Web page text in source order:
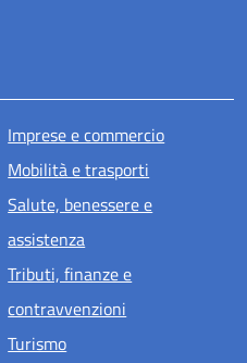
Imprese e commercio
Mobilità e trasporti
Salute, benessere e
assistenza
Tributi, finanze e
contravvenzioni
Turismo